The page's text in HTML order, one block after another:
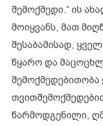
შემოქმედი.“ ის
მოიყვანს, მათ
შესაბამისად,
წყარო და
შემოქმედებითობა
წარმოდგენილი,